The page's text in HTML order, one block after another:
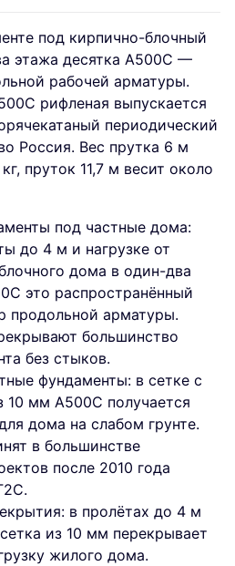
под кирпично-блочный
этажа десятка А500С —
рабочей арматуры.
рифленая выпускается
периодический
Россия. Вес прутка 6 м
пруток 11,7 м весит около
под частные дома:
до 4 м и нагрузке от
дома в один-два
это распространённый
продольной арматуры.
большинство
без стыков.
фундаменты: в сетке с
мм А500С получается
дома на слабом грунте.
в большинстве
после 2010 года
в пролётах до 4 м
из 10 мм перекрывает
жилого дома.